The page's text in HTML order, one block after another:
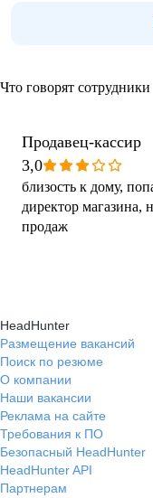
Что говорят сотрудники
Продавец-кассир
3,0
близость к дому,
директор магазина,
продаж
HeadHunter
Размещение вакансий
Поиск по резюме
О компании
Наши вакансии
Реклама на сайте
Требования к ПО
Безопасный HeadHunter
HeadHunter API
Партнерам